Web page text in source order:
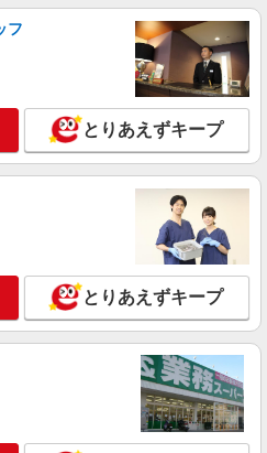
フ
とりあえずキープ
とりあえずキープ